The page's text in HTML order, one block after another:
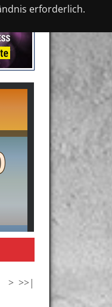
erforderlich.
> >>|